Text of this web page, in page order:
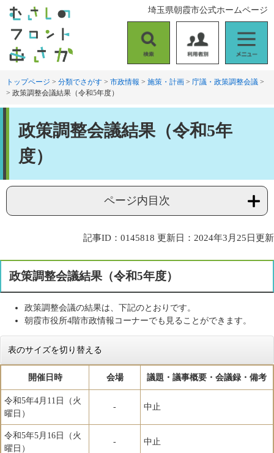
す
。
し
て
索
用
者
ニ
ュ
埼玉県朝霞市公式ホームページ
トップページ > 分類でさがす > 市政情報 > 施策・計画 > 庁議・政策調整会議 >
> 政策調整会議結果（令和5年度）
政策調整会議結果（令和5年
度）
ページ内目次
記事ID：0145818 更新日：2024年3月25日更新
政策調整会議結果（令和5年度）
政策調整会議の結果は、下記のとおりです。
朝霞市役所4階市政情報コーナーでも見ることができます。
表のサイズを切り替える
開催日時 会場 議題・議事概要・会議録・備考
令和5年4月11日（火
曜日）
- 中止
令和5年5月16日（火
曜日）
- 中止